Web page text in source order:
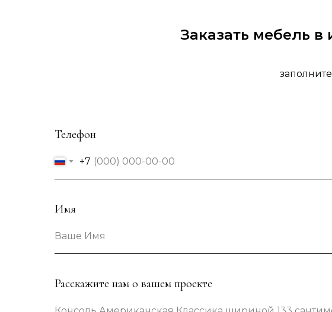
Заказать мебель
Телефон
+7
Имя
Ваше Имя
Расскажите нам о вашем проекте